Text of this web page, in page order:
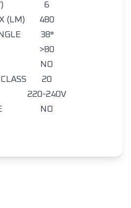
6
(LM)
480
38°
>80
NO
20
220-240V
NO